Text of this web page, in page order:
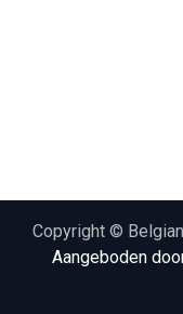
Copyright ©
Aangeboden